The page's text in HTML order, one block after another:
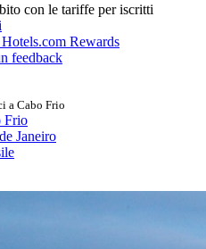
con le tariffe per iscritti
Rewards
feedback
a Cabo Frio
Frio
Janeiro